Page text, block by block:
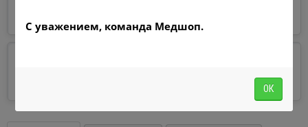
С уважением, команда Медшоп.
ОК